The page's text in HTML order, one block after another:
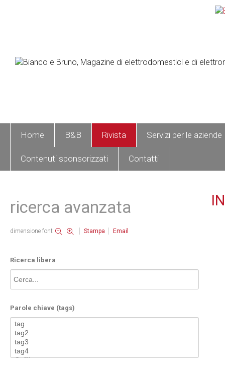
Home B&B Rivista Servizi per le aziende
Contenuti sponsorizzati Contatti
ricerca avanzata
dimensione font Stampa Email
Ricerca libera
Parole chiave (tags)
IN